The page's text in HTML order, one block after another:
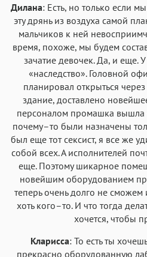
Дилана: Есть, но только если
эту дрянь из воздуха самой
мальчиков к ней
время, похоже, мы будем
зачатие девочек. Да, и еще.
«наследство». Головной
планировал открыться
здание, доставлено
персоналом промашка
почему–то были назначены
был еще тот сексист, я все же
собой всех. А исполнителей
еще. Поэтому шикарное
новейшим оборудованием
теперь очень долго не
хоть кого–то. И что тогда
хочется, чтобы
Кларисса: То есть ты
прекрасно оборудованную